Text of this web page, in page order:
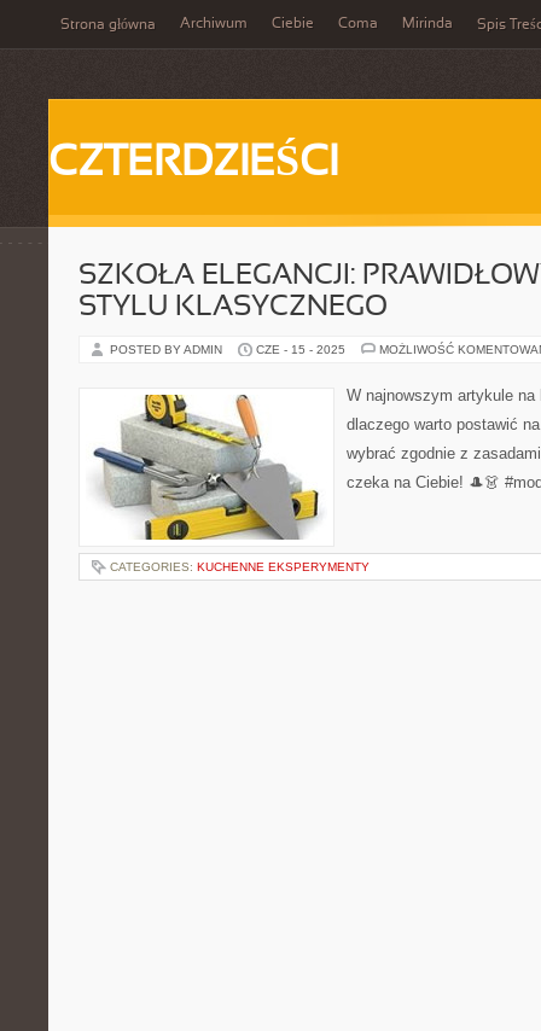
Strona główna Archiwum Ciebie Coma Mirinda Spis
CZTERDZIEŚCI
SZKOŁA ELEGANCJI:
STYLU KLASYCZNEGO
POSTED BY ADMIN CZE - 15 - 2025 MOŻLIWOŚĆ
W najnowszym artykule
dlaczego warto postawić
wybrać zgodnie z
czeka na Ciebie! 🎩👗
CATEGORIES: KUCHENNE EKSPERYMENTY